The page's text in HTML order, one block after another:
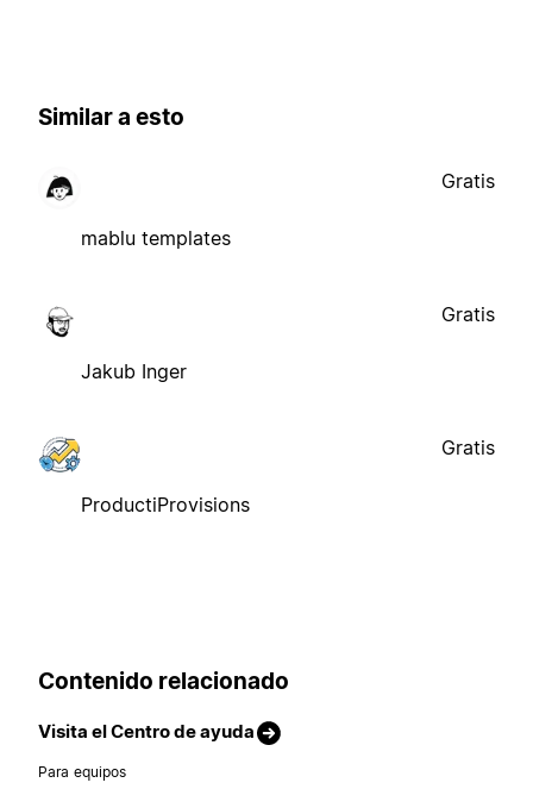
Similar a esto
mablu templates
Gratis
Jakub Inger
Gratis
ProductiProvisions
Gratis
Contenido relacionado
Visita el Centro de ayuda
Para equipos